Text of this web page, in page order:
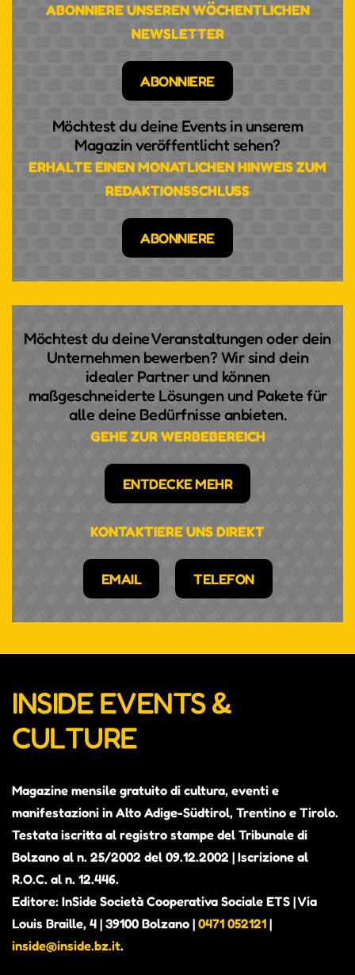
ABONNIERE UNSEREN WÖCHENTLICHEN
NEWSLETTER
ABONNIERE
Möchtest du deine Events in unserem
Magazin veröffentlicht sehen?
ERHALTE EINEN MONATLICHEN HINWEIS ZUM
REDAKTIONSSCHLUSS
ABONNIERE
Möchtest du deine Veranstaltungen oder dein
Unternehmen bewerben? Wir sind dein
idealer Partner und können
maßgeschneiderte Lösungen und Pakete für
alle deine Bedürfnisse anbieten.
GEHE ZUR WERBEBEREICH
ENTDECKE MEHR
KONTAKTIERE UNS DIREKT
EMAIL TELEFON
INSIDE EVENTS &
CULTURE
Magazine mensile gratuito di cultura, eventi e
manifestazioni in Alto Adige-Südtirol, Trentino e Tirolo.
Testata iscritta al registro stampe del Tribunale di
Bolzano al n. 25/2002 del 09.12.2002 | Iscrizione al
R.O.C. al n. 12.446.
Editore: InSide Società Cooperativa Sociale ETS | Via
Louis Braille, 4 | 39100 Bolzano | 0471 052121 |
inside@inside.bz.it.